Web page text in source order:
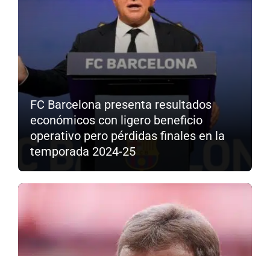
FC Barcelona presenta resultados
económicos con ligero beneficio
operativo pero pérdidas finales en la
temporada 2024-25